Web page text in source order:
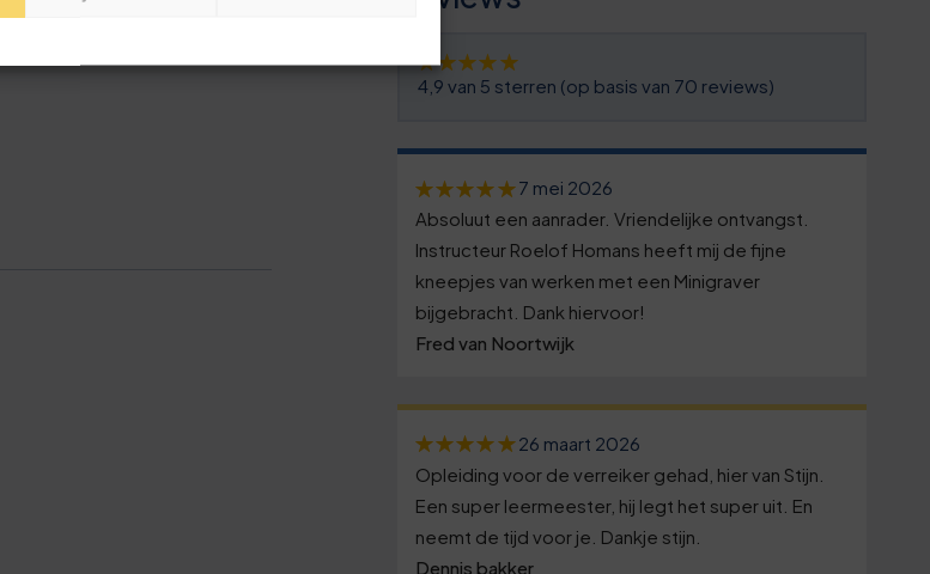
4,9 van 5 sterren (op basis van 70 reviews)
7 mei 2026
Absoluut een aanrader. Vriendelijke ontvangst.
Instructeur Roelof Homans heeft mij de fijne
kneepjes van werken met een Minigraver
bijgebracht. Dank hiervoor!
Fred van Noortwijk
26 maart 2026
Opleiding voor de verreiker gehad, hier van Stijn.
Een super leermeester, hij legt het super uit. En
neemt de tijd voor je. Dankje stijn.
Dennis bakker